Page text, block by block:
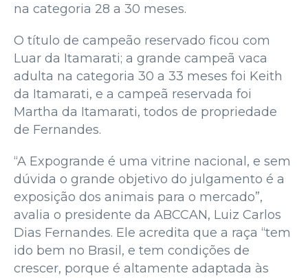
na categoria 28 a 30 meses.
O título de campeão reservado ficou com
Luar da Itamarati; a grande campeã vaca
adulta na categoria 30 a 33 meses foi Keith
da Itamarati, e a campeã reservada foi
Martha da Itamarati, todos de propriedade
de Fernandes.
“A Expogrande é uma vitrine nacional, e sem
dúvida o grande objetivo do julgamento é a
exposição dos animais para o mercado”,
avalia o presidente da ABCCAN, Luiz Carlos
Dias Fernandes. Ele acredita que a raça “tem
ido bem no Brasil, e tem condições de
crescer, porque é altamente adaptada às